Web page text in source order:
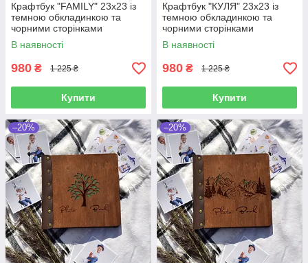
Крафтбук "FAMILY" 23x23 із
темною обкладинкою та
чорними сторінками
В наявності
980 ₴ 1 225 ₴
Купити
Крафтбук "КУЛЯ" 23x23 із
темною обкладинкою та
чорними сторінками
В наявності
980 ₴ 1 225 ₴
Купити
–20% –20%